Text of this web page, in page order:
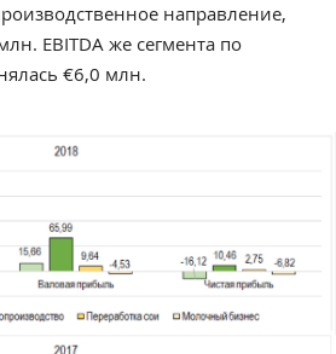
направление,
EBITDA же сегмента по
€6,0 млн.